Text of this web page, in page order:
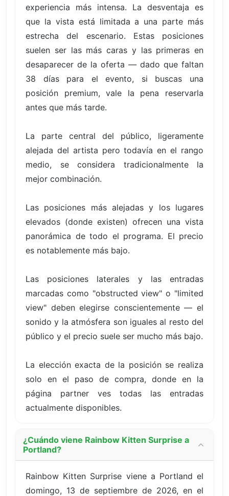
experiencia más intensa. La desventaja es
que la vista está limitada a una parte más
estrecha del escenario. Estas posiciones
suelen ser las más caras y las primeras en
desaparecer de la oferta — dado que faltan
38 días para el evento, si buscas una
posición premium, vale la pena reservarla
antes que más tarde.
La parte central del público, ligeramente
alejada del artista pero todavía en el rango
medio, se considera tradicionalmente la
mejor combinación.
Las posiciones más alejadas y los lugares
elevados (donde existen) ofrecen una vista
panorámica de todo el programa. El precio
es notablemente más bajo.
Las posiciones laterales y las entradas
marcadas como "obstructed view" o "limited
view" deben elegirse conscientemente — el
sonido y la atmósfera son iguales al resto del
público y el precio suele ser mucho más bajo.
La elección exacta de la posición se realiza
solo en el paso de compra, donde en la
página partner ves todas las entradas
actualmente disponibles.
¿Cuándo viene Rainbow Kitten Surprise a
Portland?
Rainbow Kitten Surprise viene a Portland el
domingo, 13 de septiembre de 2026, en el